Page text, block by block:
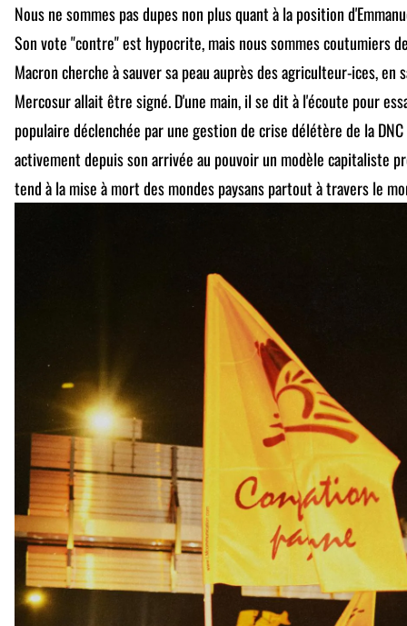
Nous ne sommes pas dupes non plus quant à la position
Son vote "contre" est hypocrite, mais nous sommes coutumiers
Macron cherche à sauver sa peau auprès des agriculteur-ices, en
Mercosur allait être signé. D'une main, il se dit à l'écoute pour
populaire déclenchée par une gestion de crise délétère de la
activement depuis son arrivée au pouvoir un modèle capitaliste
tend à la mise à mort des mondes paysans partout à travers le